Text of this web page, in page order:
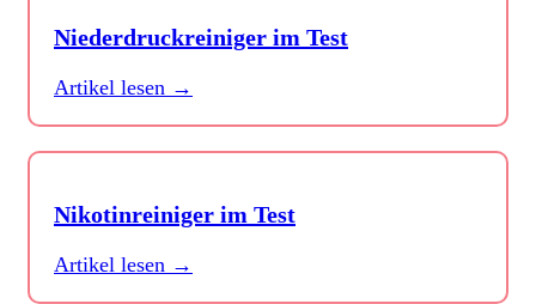
Niederdruckreiniger im Test
Artikel lesen →
Nikotinreiniger im Test
Artikel lesen →